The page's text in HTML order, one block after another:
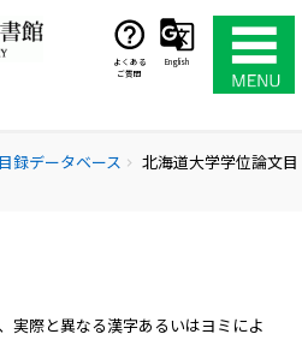
よくある
ご質問
English
録データベース chevron_right
北海道大学学位論文目
実際と異なる漢字あるいはヨミによ